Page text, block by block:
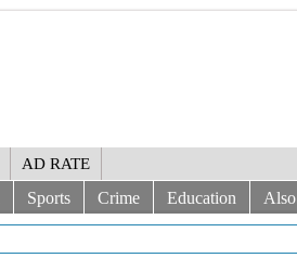
AD RATE
Sports Crime Education Also